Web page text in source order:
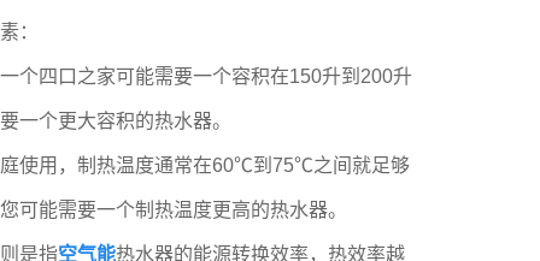
：
四口之家可能需要一个容积在150升到200升
一个更大容积的热水器。
使用，制热温度通常在60℃到75℃之间就足够
可能需要一个制热温度更高的热水器。
是指空气能热水器的能源转换效率，热效率越